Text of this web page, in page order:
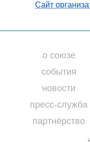
Сайт
о союзе
события
новости
пресс-служба
партнёрство